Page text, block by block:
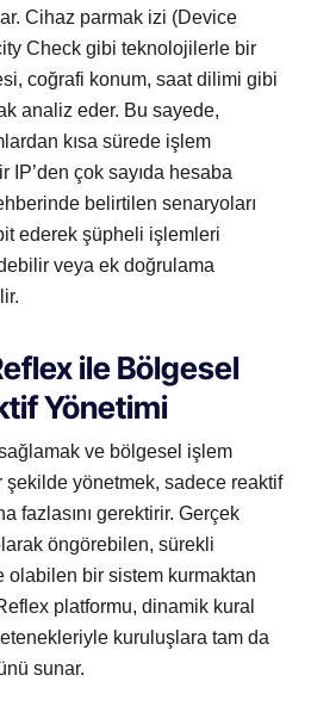
Cihaz parmak izi (Device
Check gibi teknolojilerle bir
coğrafi konum, saat dilimi gibi
analiz eder. Bu sayede,
kısa sürede işlem
IP’den çok sayıda hesaba
belirtilen senaryoları
ederek şüpheli işlemleri
veya ek doğrulama
ile Bölgesel
Yönetimi
ve bölgesel işlem
yönetmek, sadece reaktif
fazlasını gerektirir. Gerçek
öngörebilen, sürekli
olabilen bir sistem kurmaktan
platformu, dinamik kural
kuruluşlara tam da
sunar.